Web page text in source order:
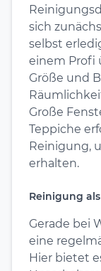
sich
selbst
einem Profi
Größe und
Große
Teppiche
Reinigung,
erhalten.
Reinigung
Gerade bei
eine
Hier bietet